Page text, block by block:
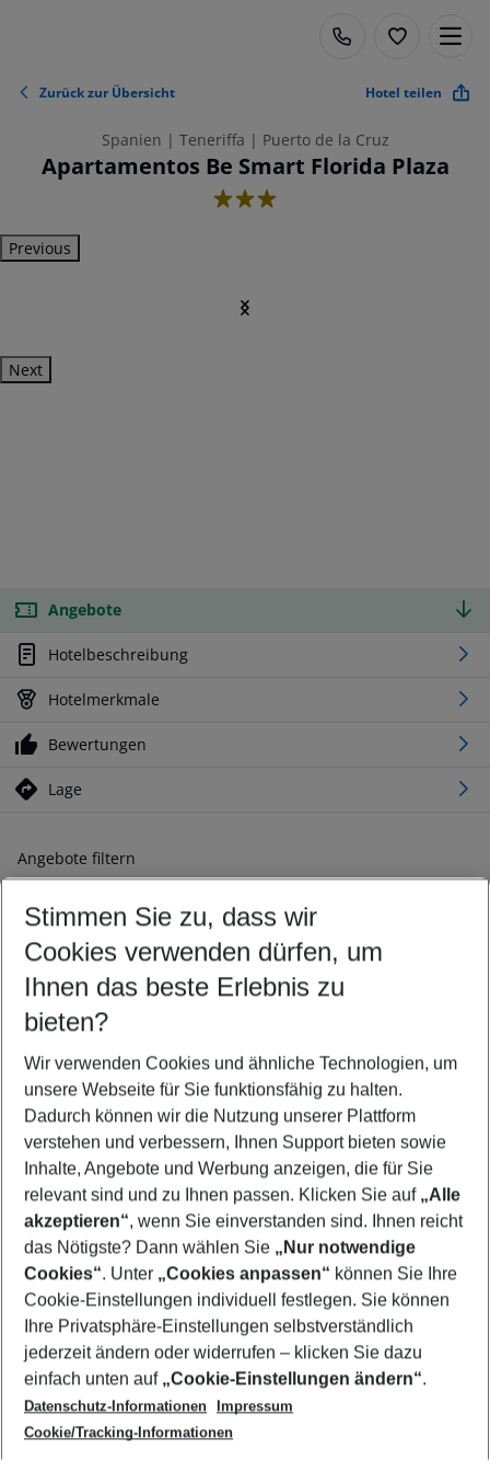
Zurück zur Übersicht Hotel teilen
Spanien | Teneriffa | Puerto de la Cruz
Apartamentos Be Smart Florida Plaza
3
Previous
Next
Angebote
Hotelbeschreibung
Hotelmerkmale
Bewertungen
Lage
Angebote filtern
Ändern Sie Ihre Kriterien nach Ihren Wünschen
Abflughafen wählen
Beliebiger Abflughafen
Reisezeitraum wählen
08.08.26– 06.08.27 5-8 Nächte
2 Erwachsene Keine Kinder
Mehr Filter anzeigen
Footer
Footer navigation
Über uns
AGB
Cookie-Einstellungen ändern
Cookie-Richtlinie
Datenschutz
Service & Hilfe
Barrierefreies Reisen
Check-in
Folgen Sie uns
Stimmen Sie zu, dass wir
Cookies verwenden dürfen, um
Ihnen das beste Erlebnis zu
bieten?
Wir verwenden Cookies und ähnliche Technologien, um
unsere Webseite für Sie funktionsfähig zu halten.
Dadurch können wir die Nutzung unserer Plattform
verstehen und verbessern, Ihnen Support bieten sowie
Inhalte, Angebote und Werbung anzeigen, die für Sie
relevant sind und zu Ihnen passen. Klicken Sie auf „Alle
akzeptieren“, wenn Sie einverstanden sind. Ihnen reicht
das Nötigste? Dann wählen Sie „Nur notwendige
Cookies“. Unter „Cookies anpassen“ können Sie Ihre
Cookie-Einstellungen individuell festlegen. Sie können
Ihre Privatsphäre-Einstellungen selbstverständlich
jederzeit ändern oder widerrufen – klicken Sie dazu
einfach unten auf „Cookie-Einstellungen ändern“.
Datenschutz-Informationen
Impressum
Cookie/Tracking-Informationen